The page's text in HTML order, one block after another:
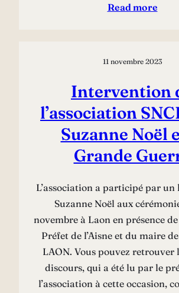
Read more
11 novembre 2023
Intervention
l’association
Suzanne Noël
Grande
L’association a participé par un
Suzanne Noël aux
novembre à Laon en présence
Préfet de l’Aisne et du maire
LAON. Vous pouvez retrouver
discours, qui a été lu par le
l’association à cette occasion,